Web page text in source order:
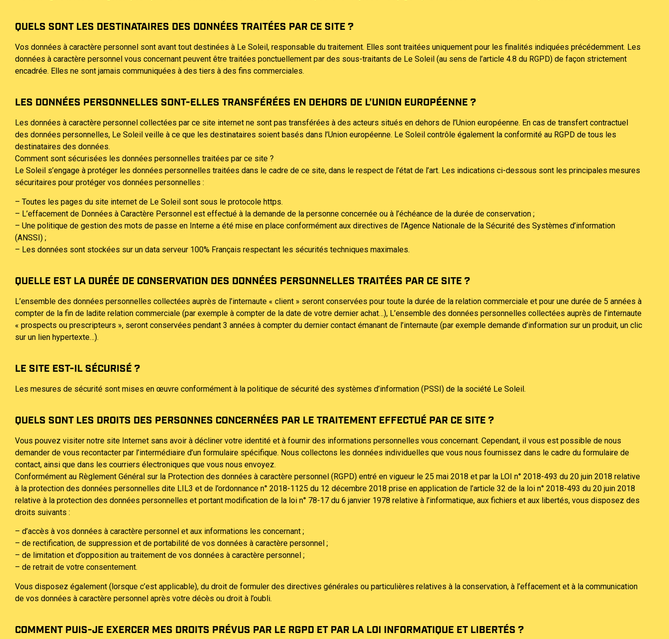
QUELS SONT LES DESTINATAIRES DES DONNÉES TRAITÉES PAR CE SITE ?
Vos données à caractère personnel sont avant tout destinées à Le Soleil, responsable du traitement. Elles sont traitées uniquement pour les finalités indiquées précédemment. Les
données à caractère personnel vous concernant peuvent être traitées ponctuellement par des sous-traitants de Le Soleil (au sens de l’article 4.8 du RGPD) de façon strictement
encadrée. Elles ne sont jamais communiquées à des tiers à des fins commerciales.
LES DONNÉES PERSONNELLES SONT-ELLES TRANSFÉRÉES EN DEHORS DE L’UNION EUROPÉENNE ?
Les données à caractère personnel collectées par ce site internet ne sont pas transférées à des acteurs situés en dehors de l’Union européenne. En cas de transfert contractuel
des données personnelles, Le Soleil veille à ce que les destinataires soient basés dans l’Union européenne. Le Soleil contrôle également la conformité au RGPD de tous les
destinataires des données.
Comment sont sécurisées les données personnelles traitées par ce site ?
Le Soleil s’engage à protéger les données personnelles traitées dans le cadre de ce site, dans le respect de l’état de l’art. Les indications ci-dessous sont les principales mesures
sécuritaires pour protéger vos données personnelles :
– Toutes les pages du site internet de Le Soleil sont sous le protocole https.
– L’effacement de Données à Caractère Personnel est effectué à la demande de la personne concernée ou à l’échéance de la durée de conservation ;
– Une politique de gestion des mots de passe en Interne a été mise en place conformément aux directives de l’Agence Nationale de la Sécurité des Systèmes d’information
(ANSSI) ;
– Les données sont stockées sur un data serveur 100% Français respectant les sécurités techniques maximales.
QUELLE EST LA DURÉE DE CONSERVATION DES DONNÉES PERSONNELLES TRAITÉES PAR CE SITE ?
L’ensemble des données personnelles collectées auprès de l’internaute « client » seront conservées pour toute la durée de la relation commerciale et pour une durée de 5 années à
compter de la fin de ladite relation commerciale (par exemple à compter de la date de votre dernier achat…), L’ensemble des données personnelles collectées auprès de l’internaute
« prospects ou prescripteurs », seront conservées pendant 3 années à compter du dernier contact émanant de l’internaute (par exemple demande d’information sur un produit, un clic
sur un lien hypertexte…).
LE SITE EST-IL SÉCURISÉ ?
Les mesures de sécurité sont mises en œuvre conformément à la politique de sécurité des systèmes d’information (PSSI) de la société Le Soleil.
QUELS SONT LES DROITS DES PERSONNES CONCERNÉES PAR LE TRAITEMENT EFFECTUÉ PAR CE SITE ?
Vous pouvez visiter notre site Internet sans avoir à décliner votre identité et à fournir des informations personnelles vous concernant. Cependant, il vous est possible de nous
demander de vous recontacter par l’intermédiaire d’un formulaire spécifique. Nous collectons les données individuelles que vous nous fournissez dans le cadre du formulaire de
contact, ainsi que dans les courriers électroniques que vous nous envoyez.
Conformément au Règlement Général sur la Protection des données à caractère personnel (RGPD) entré en vigueur le 25 mai 2018 et par la LOI n° 2018-493 du 20 juin 2018 relative
à la protection des données personnelles dite LIL3 et de l’ordonnance n° 2018-1125 du 12 décembre 2018 prise en application de l’article 32 de la loi n° 2018-493 du 20 juin 2018
relative à la protection des données personnelles et portant modification de la loi n° 78-17 du 6 janvier 1978 relative à l’informatique, aux fichiers et aux libertés, vous disposez des
droits suivants :
– d’accès à vos données à caractère personnel et aux informations les concernant ;
– de rectification, de suppression et de portabilité de vos données à caractère personnel ;
– de limitation et d’opposition au traitement de vos données à caractère personnel ;
– de retrait de votre consentement.
Vous disposez également (lorsque c’est applicable), du droit de formuler des directives générales ou particulières relatives à la conservation, à l’effacement et à la communication
de vos données à caractère personnel après votre décès ou droit à l’oubli.
COMMENT PUIS-JE EXERCER MES DROITS PRÉVUS PAR LE RGPD ET PAR LA LOI INFORMATIQUE ET LIBERTÉS ?